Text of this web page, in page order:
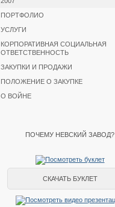
ПОРТФОЛИО
УСЛУГИ
КОРПОРАТИВНАЯ СОЦИАЛЬНАЯ
ОТВЕТСТВЕННОСТЬ
ЗАКУПКИ И ПРОДАЖИ
ПОЛОЖЕНИЕ О ЗАКУПКЕ
О ВОЙНЕ
ПОЧЕМУ НЕВСКИЙ ЗАВОД?
СКАЧАТЬ БУКЛЕТ